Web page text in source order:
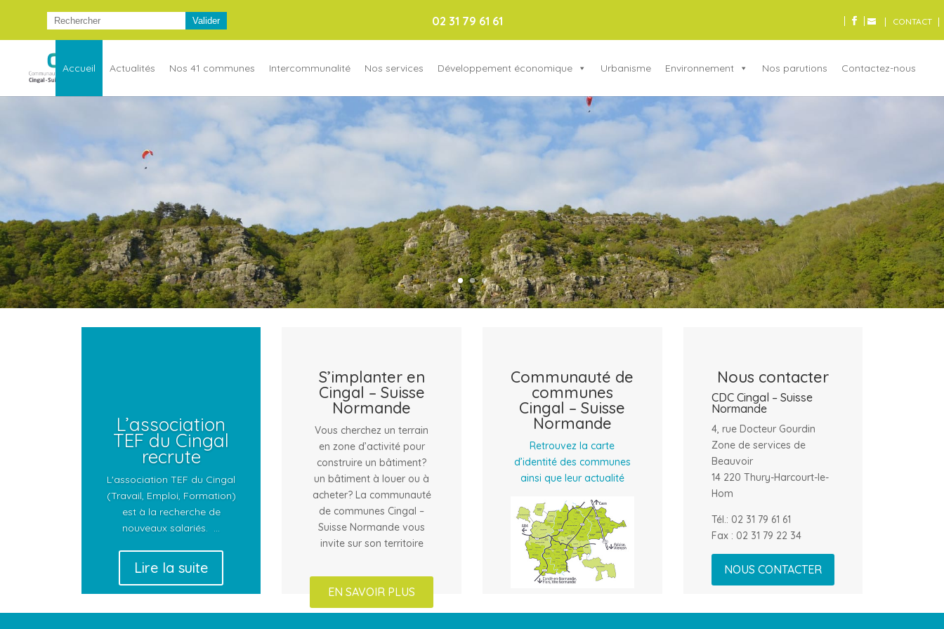
02 31 79 61 61 CONTACT
Accueil Actualités Nos 41 communes Intercommunalité Nos services Développement économique Urbanisme Environnement Nos parutions Contactez-nous
L’association
TEF du Cingal
recrute
L'association TEF du Cingal
(Travail, Emploi, Formation)
est à la recherche de
nouveaux salariés. ...
Lire la suite
S’implanter en
Cingal – Suisse
Normande
Vous cherchez un terrain
en zone d’activité pour
construire un bâtiment?
un bâtiment à louer ou à
acheter? La communauté
de communes Cingal –
Suisse Normande vous
invite sur son territoire
EN SAVOIR PLUS
Communauté de
communes
Cingal – Suisse
Normande
Retrouvez la carte
d’identité des communes
ainsi que leur actualité
Nous contacter
CDC Cingal – Suisse
Normande
4, rue Docteur Gourdin
Zone de services de
Beauvoir
14 220 Thury-Harcourt-le-
Hom
Tél.: 02 31 79 61 61
Fax : 02 31 79 22 34
NOUS CONTACTER